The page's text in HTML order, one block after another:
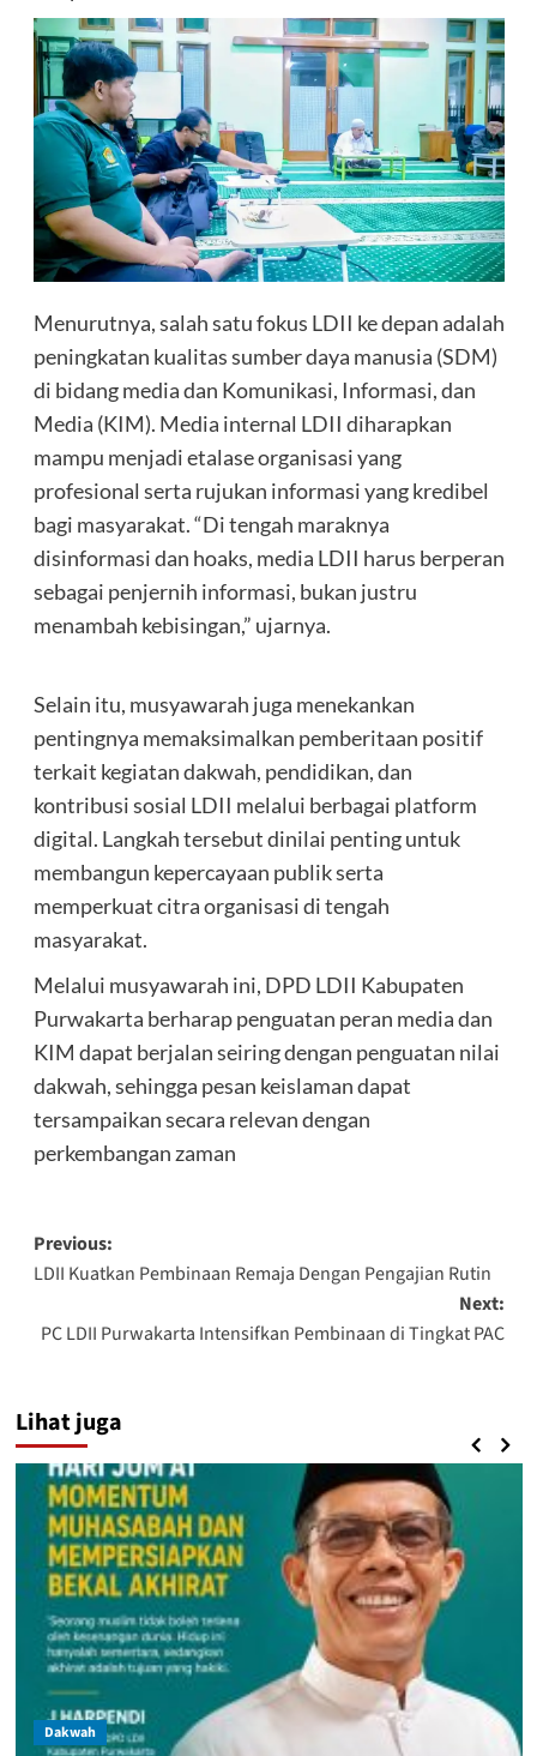
Menurutnya, salah satu fokus LDII ke depan adalah
peningkatan kualitas sumber daya manusia (SDM)
di bidang media dan Komunikasi, Informasi, dan
Media (KIM). Media internal LDII diharapkan
mampu menjadi etalase organisasi yang
profesional serta rujukan informasi yang kredibel
bagi masyarakat. “Di tengah maraknya
disinformasi dan hoaks, media LDII harus berperan
sebagai penjernih informasi, bukan justru
menambah kebisingan,” ujarnya.
Selain itu, musyawarah juga menekankan
pentingnya memaksimalkan pemberitaan positif
terkait kegiatan dakwah, pendidikan, dan
kontribusi sosial LDII melalui berbagai platform
digital. Langkah tersebut dinilai penting untuk
membangun kepercayaan publik serta
memperkuat citra organisasi di tengah
masyarakat.
Melalui musyawarah ini, DPD LDII Kabupaten
Purwakarta berharap penguatan peran media dan
KIM dapat berjalan seiring dengan penguatan nilai
dakwah, sehingga pesan keislaman dapat
tersampaikan secara relevan dengan
perkembangan zaman
Post
navigation
Previous:
LDII Kuatkan Pembinaan Remaja Dengan Pengajian Rutin
Next:
PC LDII Purwakarta Intensifkan Pembinaan di Tingkat PAC
Lihat juga
Dakwah